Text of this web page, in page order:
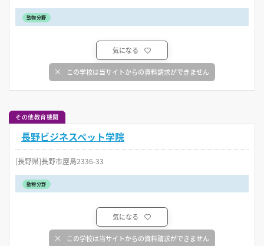
動物分野
気になる
この学校は当サイトからの資料請求ができません
その他教育機関
長野ビジネスペット学院
[長野県]長野市屋島2336-33
動物分野
気になる
この学校は当サイトからの資料請求ができません